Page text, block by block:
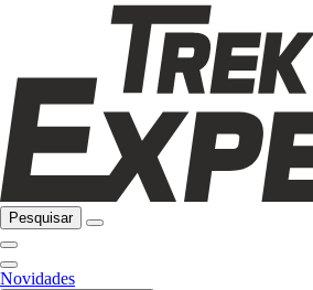
Pesquisar
Novidades